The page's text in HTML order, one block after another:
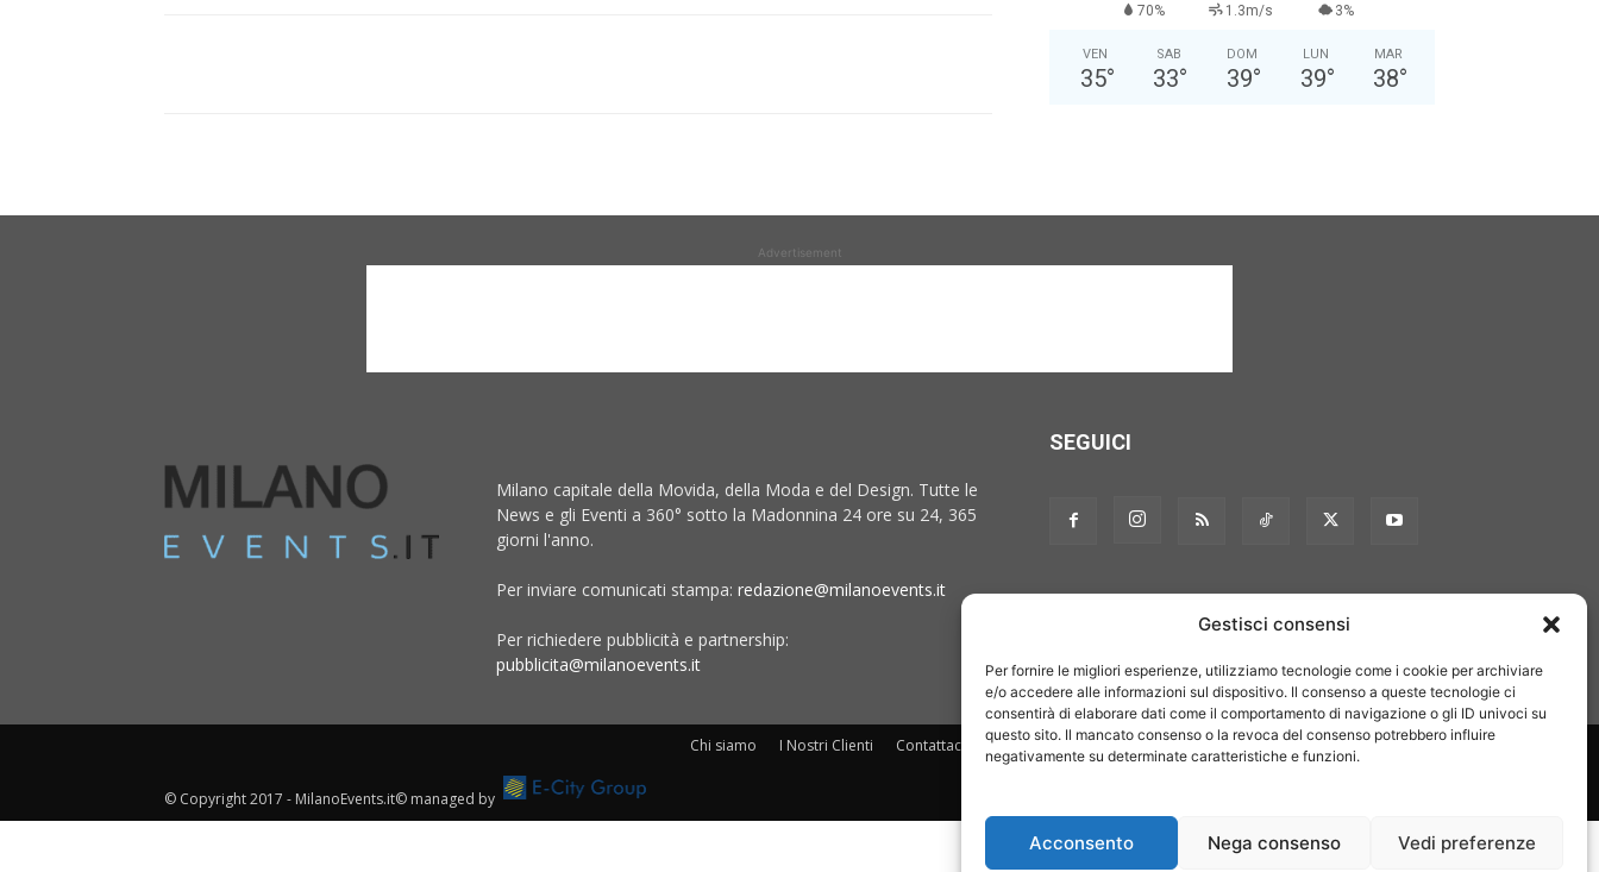
Gestisci consensi
Per fornire le migliori esperienze, utilizziamo tecnologie come i cookie per archiviare
e/o accedere alle informazioni sul dispositivo. Il consenso a queste tecnologie ci
consentirà di elaborare dati come il comportamento di navigazione o gli ID univoci su
questo sito. Il mancato consenso o la revoca del consenso potrebbero influire
negativamente su determinate caratteristiche e funzioni.
Acconsento Nega consenso Vedi preferenze
70% 1.3m/s 3%
VEN
35°
SAB
33°
DOM
39°
LUN
39°
MAR
38°
Advertisement
Milano capitale della Movida, della Moda e del Design. Tutte le
News e gli Eventi a 360° sotto la Madonnina 24 ore su 24, 365
giorni l'anno.
Per inviare comunicati stampa: redazione@milanoevents.it
Per richiedere pubblicità e partnership:
pubblicita@milanoevents.it
SEGUICI
Chi siamo I Nostri Clienti Contattaci Collabora con noi Pubblicità Privacy policy Linee editoriali
© Copyright 2017 - MilanoEvents.it© managed by